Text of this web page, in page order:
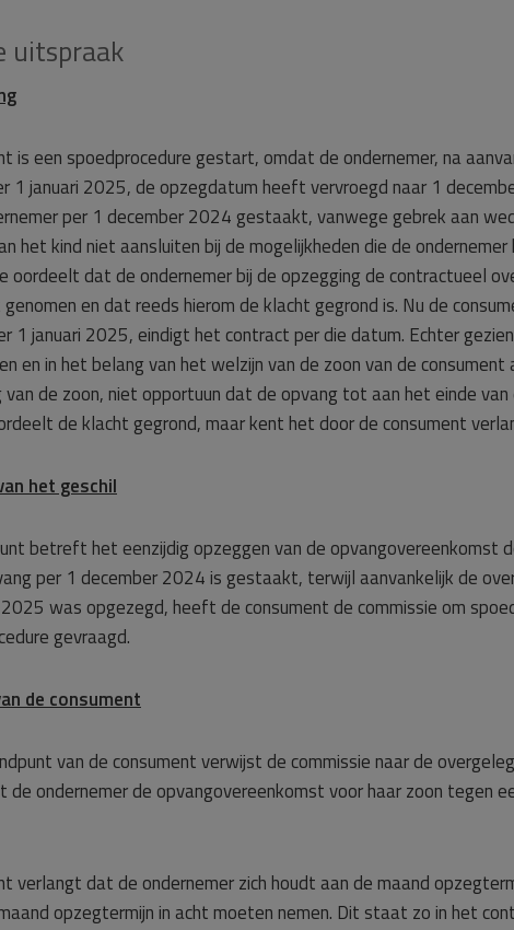
uitspraak
is een spoedprocedure gestart, omdat de ondernemer, na
1 januari 2025, de opzegdatum heeft vervroegd naar 1
per 1 december 2024 gestaakt, vanwege gebrek aan
het kind niet aansluiten bij de mogelijkheden die de
oordeelt dat de ondernemer bij de opzegging de contractueel
en dat reeds hierom de klacht gegrond is. Nu de
1 januari 2025, eindigt het contract per die datum. Echter
en in het belang van het welzijn van de zoon van de
van de zoon, niet opportuun dat de opvang tot aan het einde
de klacht gegrond, maar kent het door de consument
het geschil
betreft het eenzijdig opzeggen van de opvangovereenkomst
per 1 december 2024 is gestaakt, terwijl aanvankelijk de
was opgezegd, heeft de consument de commissie om
gevraagd.
de consument
van de consument verwijst de commissie naar de
de ondernemer de opvangovereenkomst voor haar zoon tegen
verlangt dat de ondernemer zich houdt aan de maand
opzegtermijn in acht moeten nemen. Dit staat zo in het